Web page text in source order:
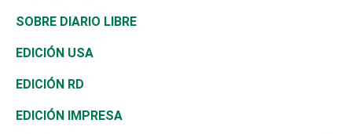
José Boquete
Reportajes
Asia
África
Ocenanía
Caribe
Consumo
Vivienda
Telecom.
Global y variable
Belleza
Buena Vida
Sociales
Novedades
Golf
Ciclismo
Tenis
Olimpismo
De buena tinta
En Directo
El Espía
Noticiero Poteleche
Clima
Tecnología
Historia
Martes de tecnología
Mundo
Economía
Revista
Deportes
SOBRE DIARIO LIBRE
EDICIÓN USA
EDICIÓN RD
EDICIÓN IMPRESA